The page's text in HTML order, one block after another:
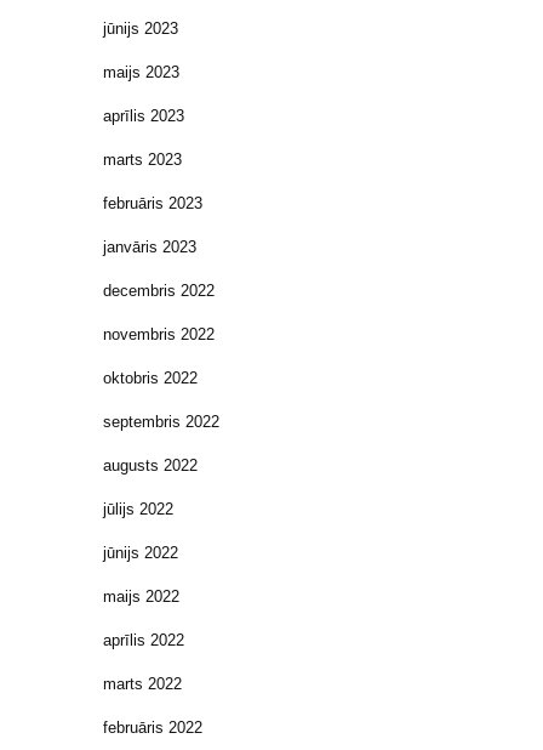
jūnijs 2023
maijs 2023
aprīlis 2023
marts 2023
februāris 2023
janvāris 2023
decembris 2022
novembris 2022
oktobris 2022
septembris 2022
augusts 2022
jūlijs 2022
jūnijs 2022
maijs 2022
aprīlis 2022
marts 2022
februāris 2022